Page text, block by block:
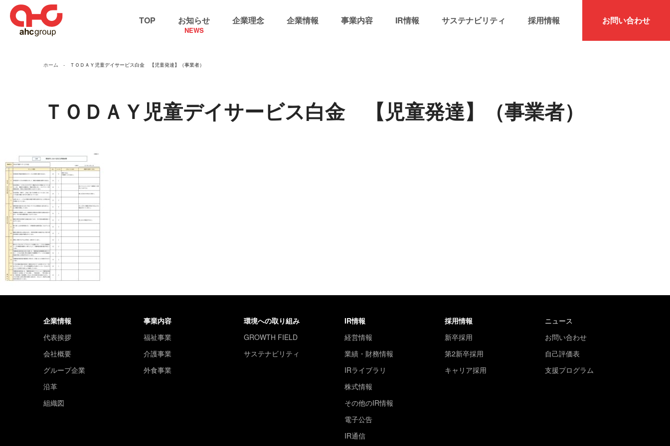
TOP お知らせ
NEWS
企業理念 企業情報 事業内容 IR情報 サステナビリティ 採用情報 お問い合わせ
ホーム ＴＯＤＡＹ児童デイサービス白金 【児童発達】（事業者）
ＴＯＤＡＹ児童デイサービス白金 【児童発達】（事業者）
企業情報
代表挨拶
会社概要
グループ企業
沿革
組織図
事業内容
福祉事業
介護事業
外食事業
環境への取り組み
GROWTH FIELD
サステナビリティ
IR情報
経営情報
業績・財務情報
IRライブラリ
株式情報
その他のIR情報
電子公告
IR通信
採用情報
新卒採用
第2新卒採用
キャリア採用
ニュース
お問い合わせ
自己評価表
支援プログラム